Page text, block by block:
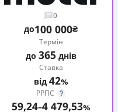
0
до100 000₴
Термін
до 365днів
Ставка
від 42%
РРПС
59,24–4 479,53%